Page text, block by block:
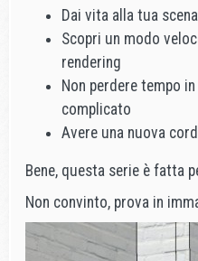
Dai vita alla tua
Scopri un modo
rendering
Non perdere tempo
complicato
Avere una nuova
Bene, questa serie è fatta
Non convinto, prova in